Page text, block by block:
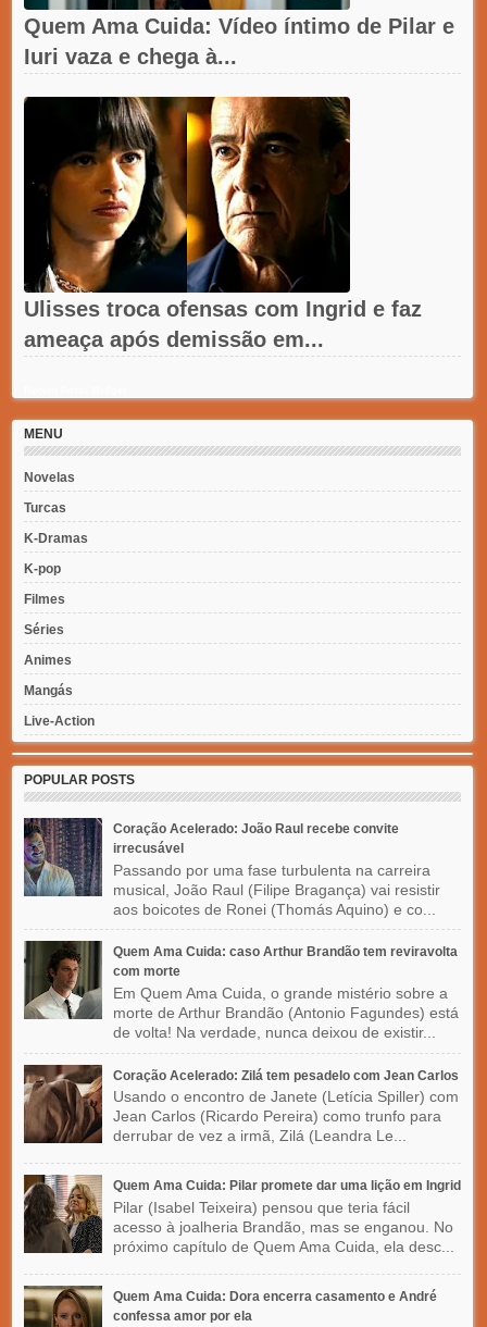
Quem Ama Cuida: Vídeo íntimo de Pilar e
Iuri vaza e chega à...
Ulisses troca ofensas com Ingrid e faz
ameaça após demissão em...
MENU
Novelas
Turcas
K-Dramas
K-pop
Filmes
Séries
Animes
Mangás
Live-Action
POPULAR POSTS
Coração Acelerado: João Raul recebe convite
irrecusável
Passando por uma fase turbulenta na carreira
musical, João Raul (Filipe Bragança) vai resistir
aos boicotes de Ronei (Thomás Aquino) e co...
Quem Ama Cuida: caso Arthur Brandão tem reviravolta
com morte
Em Quem Ama Cuida, o grande mistério sobre a
morte de Arthur Brandão (Antonio Fagundes) está
de volta! Na verdade, nunca deixou de existir...
Coração Acelerado: Zilá tem pesadelo com Jean Carlos
Usando o encontro de Janete (Letícia Spiller) com
Jean Carlos (Ricardo Pereira) como trunfo para
derrubar de vez a irmã, Zilá (Leandra Le...
Quem Ama Cuida: Pilar promete dar uma lição em Ingrid
Pilar (Isabel Teixeira) pensou que teria fácil
acesso à joalheria Brandão, mas se enganou. No
próximo capítulo de Quem Ama Cuida, ela desc...
Quem Ama Cuida: Dora encerra casamento e André
confessa amor por ela